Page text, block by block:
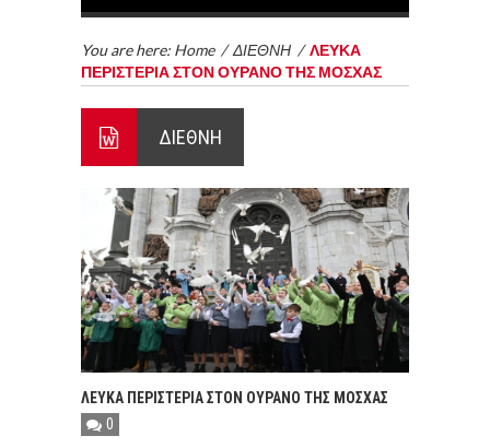
You are here: Home /ΔΙΕΘΝΗ /ΛΕΥΚΑ
ΠΕΡΙΣΤΕΡΙΑ ΣΤΟΝ ΟΥΡΑΝΟ ΤΗΣ ΜΟΣΧΑΣ
ΔΙΕΘΝΗ
ΛΕΥΚΑ ΠΕΡΙΣΤΕΡΙΑ ΣΤΟΝ ΟΥΡΑΝΟ ΤΗΣ ΜΟΣΧΑΣ
0